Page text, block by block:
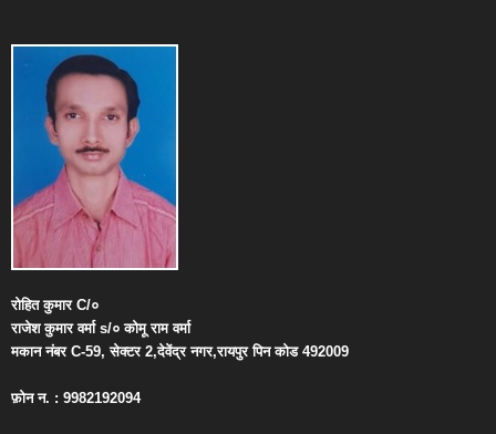
रोहित कुमारC/०
राजेश कुमार वर्माs/० कोमू राम वर्मा
मकान नंबरC-59,सेक्टर2,देवेंद्र नगर,रायपुर पिन कोड492009
फ़ोन न. : 9982192094